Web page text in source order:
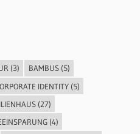
(3) BAMBUS(5)
IDENTITY(5)
(27)
(4)